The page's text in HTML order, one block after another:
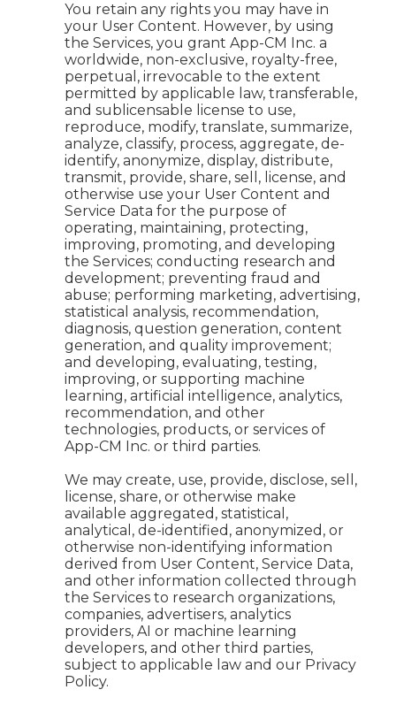
You retain any rights you may have in
your User Content. However, by using
the Services, you grant App-CM Inc. a
worldwide, non-exclusive, royalty-free,
perpetual, irrevocable to the extent
permitted by applicable law, transferable,
and sublicensable license to use,
reproduce, modify, translate, summarize,
analyze, classify, process, aggregate, de-
identify, anonymize, display, distribute,
transmit, provide, share, sell, license, and
otherwise use your User Content and
Service Data for the purpose of
operating, maintaining, protecting,
improving, promoting, and developing
the Services; conducting research and
development; preventing fraud and
abuse; performing marketing, advertising,
statistical analysis, recommendation,
diagnosis, question generation, content
generation, and quality improvement;
and developing, evaluating, testing,
improving, or supporting machine
learning, artificial intelligence, analytics,
recommendation, and other
technologies, products, or services of
App-CM Inc. or third parties.
We may create, use, provide, disclose, sell,
license, share, or otherwise make
available aggregated, statistical,
analytical, de-identified, anonymized, or
otherwise non-identifying information
derived from User Content, Service Data,
and other information collected through
the Services to research organizations,
companies, advertisers, analytics
providers, AI or machine learning
developers, and other third parties,
subject to applicable law and our Privacy
Policy.